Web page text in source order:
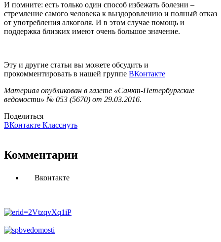
И помните: есть только один способ избежать болезни –
стремление самого человека к выздоровлению и полный отказ
от употребления алкоголя. И в этом случае помощь и
поддержка близких имеют очень большое значение.
Эту и другие статьи вы можете обсудить и
прокомментировать в нашей группе ВКонтакте
Материал опубликован в газете «Санкт-Петербургские
ведомости» № 053 (5670) от 29.03.2016.
Поделиться
ВКонтакте Класснуть
Комментарии
Вконтакте